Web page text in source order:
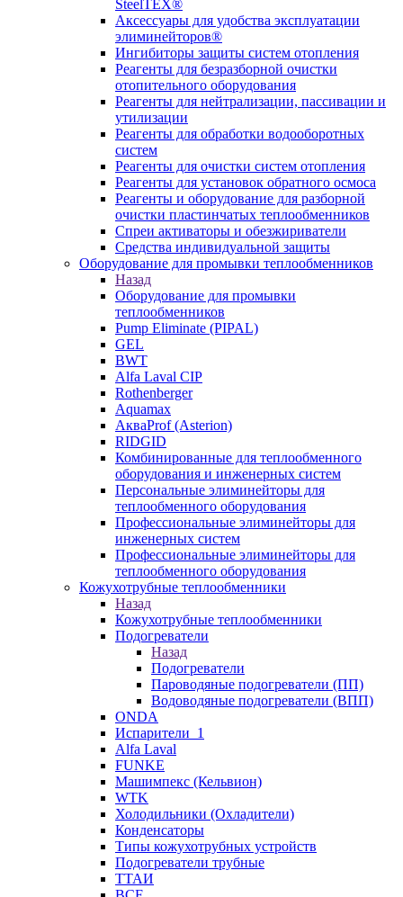
SteelTEX®
Аксессуары для удобства эксплуатации
элиминейторов®
Ингибиторы защиты систем отопления
Реагенты для безразборной очистки
отопительного оборудования
Реагенты для нейтрализации, пассивации и
утилизации
Реагенты для обработки водооборотных
систем
Реагенты для очистки систем отопления
Реагенты для установок обратного осмоса
Реагенты и оборудование для разборной
очистки пластинчатых теплообменников
Спреи активаторы и обезжириватели
Средства индивидуальной защиты
Оборудование для промывки теплообменников
Назад
Оборудование для промывки
теплообменников
Pump Eliminate (PIPAL)
GEL
BWT
Alfa Laval CIP
Rothenberger
Aquamax
АкваProf (Asterion)
RIDGID
Комбинированные для теплообменного
оборудования и инженерных систем
Персональные элиминейторы для
теплообменного оборудования
Профессиональные элиминейторы для
инженерных систем
Профессиональные элиминейторы для
теплообменного оборудования
Кожухотрубные теплообменники
Назад
Кожухотрубные теплообменники
Подогреватели
Назад
Подогреватели
Пароводяные подогреватели (ПП)
Водоводяные подогреватели (ВПП)
ONDA
Испарители_1
Alfa Laval
FUNKE
Машимпекс (Кельвион)
WTK
Холодильники (Охладители)
Конденсаторы
Типы кожухотрубных устройств
Подогреватели трубные
ТТАИ